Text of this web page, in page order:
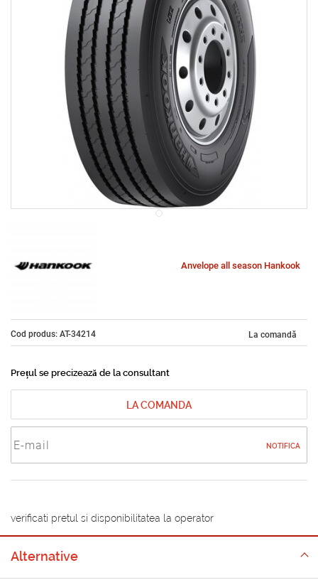
Anvelope all season Hankook
Cod produs: AT-34214 La comandă
Prețul se precizează de la consultant
LA COMANDA
NOTIFICA
verificati pretul si disponibilitatea la operator
Alternative